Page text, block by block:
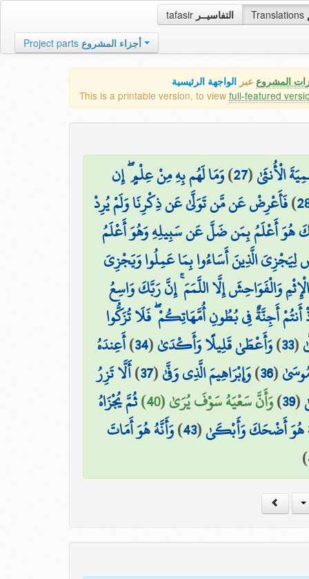
tafasir التفاسيــر Translations
Project parts أجزاء المشروع
المشروع عبر الواجهة الرئيسية
This is a printable version, to view full-featured
الْأُنثَىٰ(
27
)وَمَا لَهُم بِهِ مِنْ عِلْمٍ ۖ إِن
)فَأَعْرِضْ عَن مَّن تَوَلَّىٰ عَن ذِكْرِنَا وَلَمْ يُرِدْ
هُوَ أَعْلَمُ بِمَن ضَلَّ عَن سَبِيلِهِ وَهُوَ أَعْلَمُ
لِيَجْزِيَ الَّذِينَ أَسَاءُوا بِمَا عَمِلُوا وَيَجْزِيَ
وَالْفَوَاحِشَ إِلَّا اللَّمَمَ ۚ إِنَّ رَبَّكَ وَاسِعُ
أَجِنَّةٌ فِي بُطُونِ أُمَّهَاتِكُمْ ۖ فَلَا تُزَكُّوا
(
33
)وَأَعْطَىٰ قَلِيلًا وَأَكْدَىٰ(
34
)أَعِندَهُ
(
36
)وَإِبْرَاهِيمَ الَّذِي وَفَّىٰ(
37
)أَلَّا تَزِرُ
(
39
)وَأَنَّ سَعْيَهُ سَوْفَ يُرَىٰ (40)
ثُمَّ يُجْزَاهُ
هُوَ أَضْحَكَ وَأَبْكَىٰ(
43
)وَأَنَّهُ هُوَ أَمَاتَ
)